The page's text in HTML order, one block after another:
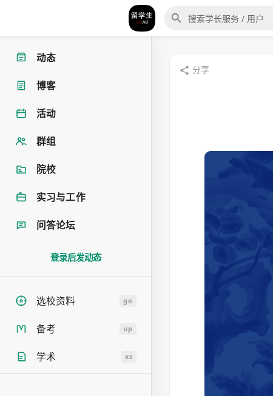
动态
博客
活动
群组
院校
实习与工作
问答论坛
登录后发动态
选校资料 go
备考 up
学术 xs
分享